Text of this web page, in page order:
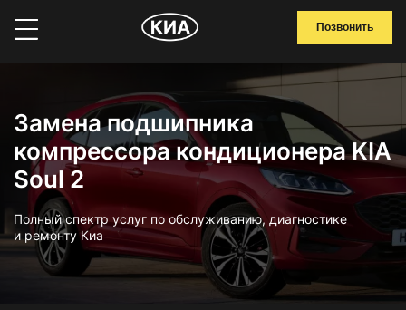
Позвонить
Замена подшипника
компрессора кондиционера KIA
Soul 2
Полный спектр услуг по обслуживанию, диагностике
и ремонту Киа